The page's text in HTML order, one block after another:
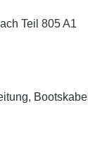
Teil 805 A1